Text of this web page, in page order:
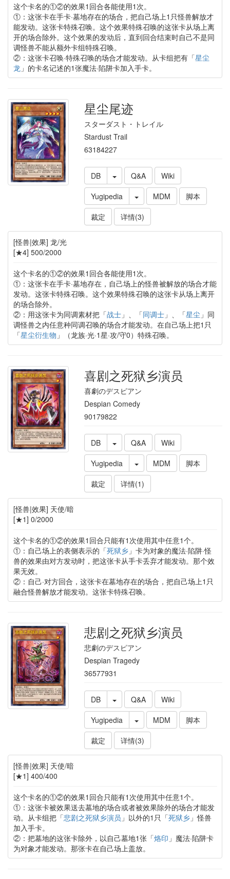
这个卡名的①②的效果1回合各能使用1次。
①：这张卡在手卡·墓地存在的场合，把自己场上1只怪兽解放才
能发动。这张卡特殊召唤。这个效果特殊召唤的这张卡从场上离
开的场合除外。这个效果的发动后，直到回合结束时自己不是同
调怪兽不能从额外卡组特殊召唤。
②：这张卡召唤·特殊召唤的场合才能发动。从卡组把有「星尘
龙 」的卡名记述的1张魔法·陷阱卡加入手卡。
星尘尾迹
スターダスト・トレイル
Stardust Trail
63184227
DB Q&A
Wiki
Yugipedia
MDM
脚本
裁定
详情(3)
[怪兽|效果] 龙/光
[★4] 500/2000
这个卡名的①②的效果1回合各能使用1次。
①：这张卡在手卡·墓地存在，自己场上的怪兽被解放的场合才能
发动。这张卡特殊召唤。这个效果特殊召唤的这张卡从场上离开
的场合除外。
②：用这张卡为同调素材把「战士」、「同调士」、「星尘 」同
调怪兽之内任意种同调召唤的场合才能发动。在自己场上把1只
「星尘衍生物 」（龙族·光·1星·攻/守0）特殊召唤。
喜剧之死狱乡演员
喜劇のデスピアン
Despian Comedy
90179822
DB Q&A
Wiki
Yugipedia
MDM
脚本
裁定
详情(1)
[怪兽|效果] 天使/暗
[★1] 0/2000
这个卡名的①②的效果1回合只能有1次使用其中任意1个。
①：自己场上的表侧表示的「死狱乡」卡为对象的魔法·陷阱·怪
兽的效果由对方发动时，把这张卡从手卡丢弃才能发动。那个效
果无效。
②：自己·对方回合，这张卡在墓地存在的场合，把自己场上1只
融合怪兽解放才能发动。这张卡特殊召唤。
悲剧之死狱乡演员
悲劇のデスピアン
Despian Tragedy
36577931
DB Q&A
Wiki
Yugipedia
MDM
脚本
裁定
详情(3)
[怪兽|效果] 天使/暗
[★1] 400/400
这个卡名的①②的效果1回合只能有1次使用其中任意1个。
①：这张卡被效果送去墓地的场合或者被效果除外的场合才能发
动。从卡组把「悲剧之死狱乡演员 」以外的1只「死狱乡」怪兽
加入手卡。
②：把墓地的这张卡除外，以自己墓地1张「烙印 」魔法·陷阱卡
为对象才能发动。那张卡在自己场上盖放。